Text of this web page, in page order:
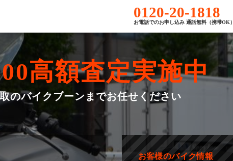
0120-20-1818
お電話でのお申し込み 通話無料（携帯OK）
高額査定実施中
のバイクブーンまでお任せください
お客様のバイク情報